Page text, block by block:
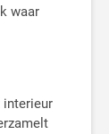
waar
interieur